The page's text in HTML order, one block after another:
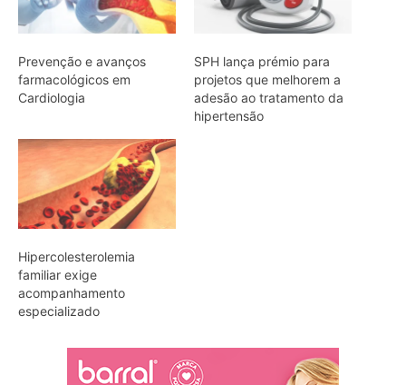
Prevenção e avanços
farmacológicos em
Cardiologia
SPH lança prémio para
projetos que melhorem a
adesão ao tratamento da
hipertensão
Hipercolesterolemia
familiar exige
acompanhamento
especializado